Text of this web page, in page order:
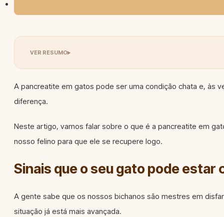
A pancreatite em gatos pode ser uma condição chata e, às
diferença.
Neste artigo, vamos falar sobre o que é a pancreatite em
nosso felino para que ele se recupere logo.
Sinais que o seu gato pode
A gente sabe que os nossos bichanos são mestres em
situação já está mais avançada.